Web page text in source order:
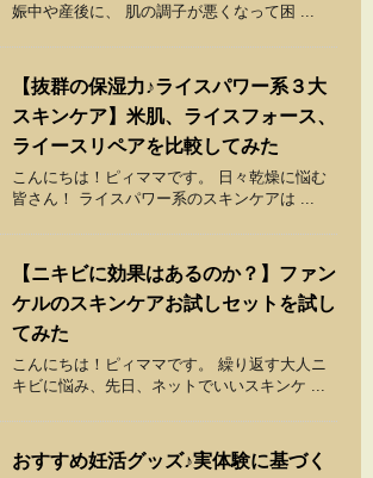
娠中や産後に、 肌の調子が悪くなって困 ...
【抜群の保湿力♪ライスパワー系３大
スキンケア】米肌、ライスフォース、
ライースリペアを比較してみた
こんにちは！ピィママです。 日々乾燥に悩む
皆さん！ ライスパワー系のスキンケアは ...
【ニキビに効果はあるのか？】ファン
ケルのスキンケアお試しセットを試し
てみた
こんにちは！ピィママです。 繰り返す大人ニ
キビに悩み、先日、ネットでいいスキンケ ...
おすすめ妊活グッズ♪実体験に基づく